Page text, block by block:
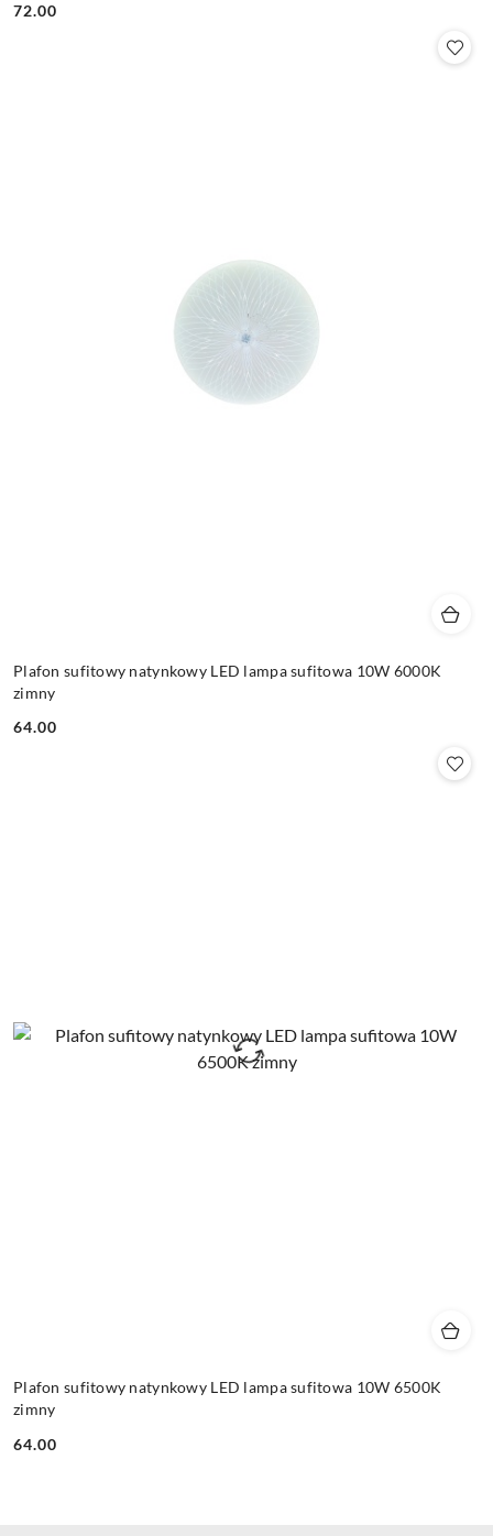
Cena:
72.00
Plafon sufitowy natynkowy LED lampa sufitowa 10W 6000K
zimny
Cena:
64.00
Plafon sufitowy natynkowy LED lampa sufitowa 10W 6500K
zimny
Cena:
64.00